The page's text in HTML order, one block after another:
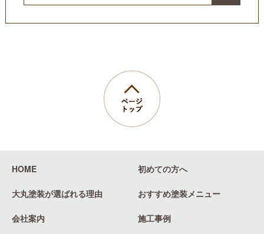
HOME 初めての方へ
大丸塗装が選ばれる理由 おすすめ塗装メニュー
会社案内 施工事例